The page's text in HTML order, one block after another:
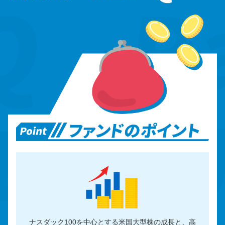
ナスダック100を中心とする米国大型株の成長と、高